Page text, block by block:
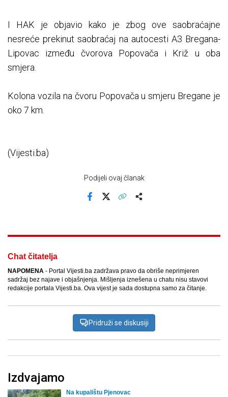
I HAK je objavio kako je zbog ove saobraćajne
nesreće prekinut saobraćaj na autocesti A3 Bregana-
Lipovac između čvorova Popovača i Križ u oba
smjera.
Kolona vozila na čvoru Popovača u smjeru Bregane je
oko 7 km.
(Vijesti.ba)
Podijeli ovaj članak
Chat čitatelja
NAPOMENA - Portal Vijesti.ba zadržava pravo da obriše neprimjeren
sadržaj bez najave i objašnjenja. Mišljenja iznešena u chatu nisu stavovi
redakcije portala Vijesti.ba. Ova vijest je sada dostupna samo za čitanje.
Pridruži se diskusiji
Izdvajamo
Na kupalištu Pjenovac